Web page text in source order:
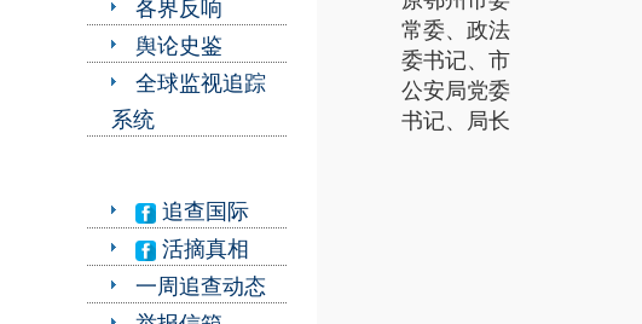
各界反响
舆论史鉴
全球监视追踪
系统
追查国际
活摘真相
一周追查动态
常委、政法
委书记、市
公安局党委
书记、局长